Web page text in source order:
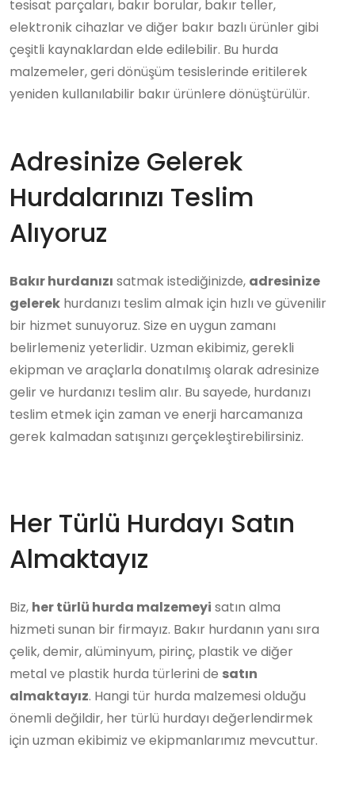
tesisat parçaları, bakır borular, bakır teller,
elektronik cihazlar ve diğer bakır bazlı ürünler gibi
çeşitli kaynaklardan elde edilebilir. Bu hurda
malzemeler, geri dönüşüm tesislerinde eritilerek
yeniden kullanılabilir bakır ürünlere dönüştürülür.
Adresinize Gelerek
Hurdalarınızı Teslim
Alıyoruz
Bakır hurdanızı satmak istediğinizde, adresinize
gelerek hurdanızı teslim almak için hızlı ve güvenilir
bir hizmet sunuyoruz. Size en uygun zamanı
belirlemeniz yeterlidir. Uzman ekibimiz, gerekli
ekipman ve araçlarla donatılmış olarak adresinize
gelir ve hurdanızı teslim alır. Bu sayede, hurdanızı
teslim etmek için zaman ve enerji harcamanıza
gerek kalmadan satışınızı gerçekleştirebilirsiniz.
Her Türlü Hurdayı Satın
Almaktayız
Biz, her türlü hurda malzemeyi satın alma
hizmeti sunan bir firmayız. Bakır hurdanın yanı sıra
çelik, demir, alüminyum, pirinç, plastik ve diğer
metal ve plastik hurda türlerini de satın
almaktayız. Hangi tür hurda malzemesi olduğu
önemli değildir, her türlü hurdayı değerlendirmek
için uzman ekibimiz ve ekipmanlarımız mevcuttur.